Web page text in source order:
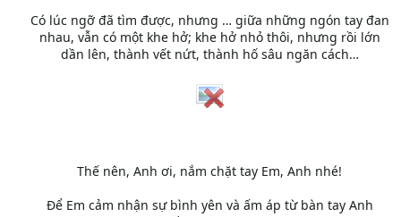
Có lúc ngỡ đã tìm được, nhưng … giữa những ngón tay đan
nhau, vẫn có một khe hở; khe hở nhỏ thôi, nhưng rồi lớn
dần lên, thành vết nứt, thành hố sâu ngăn cách…
Thế nên, Anh ơi, nắm chặt tay Em, Anh nhé!
Để Em cảm nhận sự bình yên và ấm áp từ bàn tay Anh